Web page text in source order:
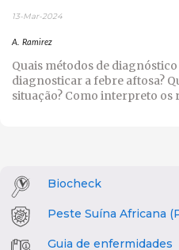
13-Mar-2024
A. Ramirez
Quais métodos de
diagnosticar a febre aftosa?
situação? Como interpreto os
Biocheck
Peste Suína Africana
Guia de enfermidades